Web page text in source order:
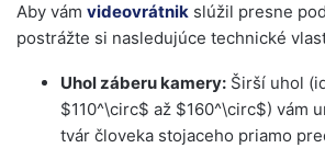
Aby vám videovrátnik slúžil presne
postrážte si nasledujúce technické
Uhol záberu kamery: Širší uhol
$110^\circ$ až $160^\circ$) vám
tvár človeka stojaceho priamo